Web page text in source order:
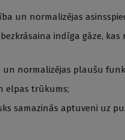
un normalizējas
indīga gāze,
un normalizējas plaušu
elpas trūkums;
samazinās aptuveni uz